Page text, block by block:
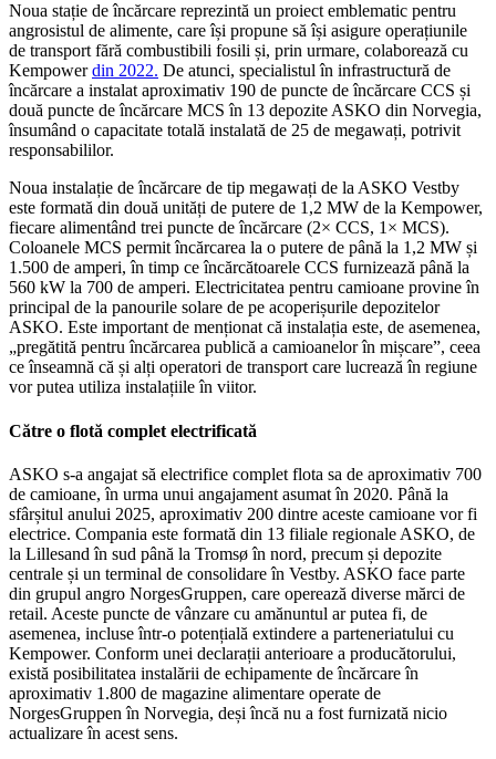
Noua stație de încărcare reprezintă un proiect emblematic pentru
angrosistul de alimente, care își propune să își asigure operațiunile
de transport fără combustibili fosili și, prin urmare, colaborează cu
Kempowerdin 2022. De atunci, specialistul în infrastructură de
încărcare a instalat aproximativ 190 de puncte de încărcare CCS și
două puncte de încărcare MCS în 13 depozite ASKO din Norvegia,
însumând o capacitate totală instalată de 25 de megawați, potrivit
responsabililor.
Noua instalație de încărcare de tip megawați de la ASKO Vestby
este formată din două unități de putere de 1,2 MW de la Kempower,
fiecare alimentând trei puncte de încărcare (2× CCS, 1× MCS).
Coloanele MCS permit încărcarea la o putere de până la 1,2 MW și
1.500 de amperi, în timp ce încărcătoarele CCS furnizează până la
560 kW la 700 de amperi. Electricitatea pentru camioane provine în
principal de la panourile solare de pe acoperișurile depozitelor
ASKO. Este important de menționat că instalația este, de asemenea,
„pregătită pentru încărcarea publică a camioanelor în mișcare”, ceea
ce înseamnă că și alți operatori de transport care lucrează în regiune
vor putea utiliza instalațiile în viitor.
Către o flotă complet electrificată
ASKO s-a angajat să electrifice complet flota sa de aproximativ 700
de camioane, în urma unui angajament asumat în 2020. Până la
sfârșitul anului 2025, aproximativ 200 dintre aceste camioane vor fi
electrice. Compania este formată din 13 filiale regionale ASKO, de
la Lillesand în sud până la Tromsø în nord, precum și depozite
centrale și un terminal de consolidare în Vestby. ASKO face parte
din grupul angro NorgesGruppen, care operează diverse mărci de
retail. Aceste puncte de vânzare cu amănuntul ar putea fi, de
asemenea, incluse într-o potențială extindere a parteneriatului cu
Kempower. Conform unei declarații anterioare a producătorului,
există posibilitatea instalării de echipamente de încărcare în
aproximativ 1.800 de magazine alimentare operate de
NorgesGruppen în Norvegia, deși încă nu a fost furnizată nicio
actualizare în acest sens.